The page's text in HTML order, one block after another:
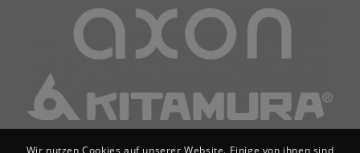
Wir nutzen Cookies auf unserer Website. Einige von ihnen sind